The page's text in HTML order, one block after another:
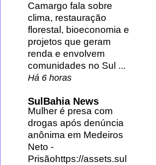
Camargo fala sobre
clima, restauração
florestal, bioeconomia e
projetos que geram
renda e envolvem
comunidades no Sul ...
Há 6 horas
SulBahia News
Mulher é presa com
drogas após denúncia
anônima em Medeiros
Neto -
Prisãohttps://assets.sul